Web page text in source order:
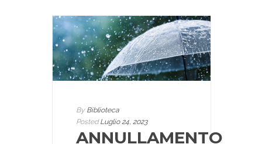
ByBiblioteca
PostedLuglio 24, 2023
ANNULLAMENTO